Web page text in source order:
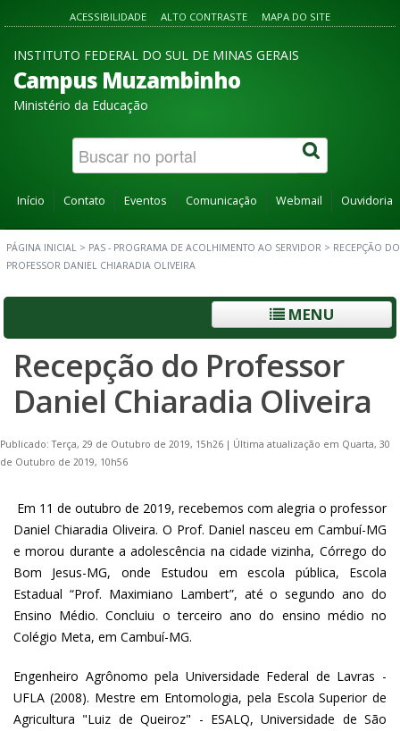
ACESSIBILIDADE ALTO CONTRASTE MAPA DO SITE
INSTITUTO FEDERAL DO SUL DE MINAS GERAIS
Campus Muzambinho
Ministério da Educação
Início Contato Eventos Comunicação Webmail Ouvidoria
PÁGINA INICIAL > PAS - PROGRAMA DE ACOLHIMENTO AO SERVIDOR > RECEPÇÃO DO
PROFESSOR DANIEL CHIARADIA OLIVEIRA
MENU
Recepção do Professor
Daniel Chiaradia Oliveira
Publicado: Terça, 29 de Outubro de 2019, 15h26 | Última atualização em Quarta, 30
de Outubro de 2019, 10h56
Em 11 de outubro de 2019, recebemos com alegria o professor
Daniel Chiaradia Oliveira. O Prof. Daniel nasceu em Cambuí-MG
e morou durante a adolescência na cidade vizinha, Córrego do
Bom Jesus-MG, onde Estudou em escola pública, Escola
Estadual “Prof. Maximiano Lambert”, até o segundo ano do
Ensino Médio. Concluiu o terceiro ano do ensino médio no
Colégio Meta, em Cambuí-MG.
Engenheiro Agrônomo pela Universidade Federal de Lavras -
UFLA (2008). Mestre em Entomologia, pela Escola Superior de
Agricultura "Luiz de Queiroz" - ESALQ, Universidade de São